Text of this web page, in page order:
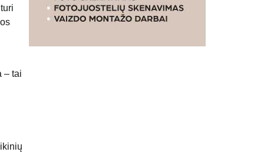
– tai